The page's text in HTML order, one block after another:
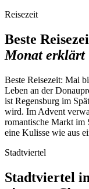
Reisezeit
Beste
Monat erklärt
Beste Reisezeit: Mai
Leben an der
ist Regensburg im
wird. Im Advent
romantische Markt im
eine Kulisse wie aus
Stadtviertel
Stadtviertel